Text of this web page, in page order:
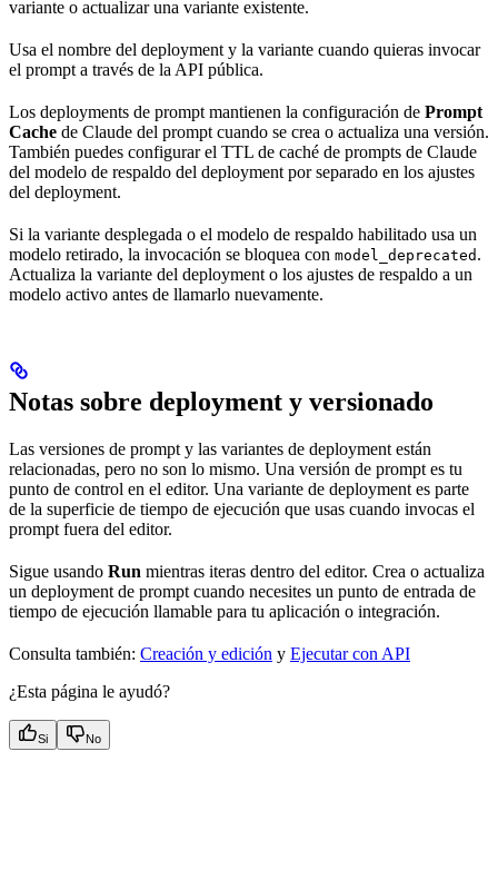
variante o actualizar una variante existente.
Usa el nombre del deployment y la variante cuando quieras invocar
el prompt a través de la API pública.
Los deployments de prompt mantienen la configuración de Prompt
Cache de Claude del prompt cuando se crea o actualiza una versión.
También puedes configurar el TTL de caché de prompts de Claude
del modelo de respaldo del deployment por separado en los ajustes
del deployment.
Si la variante desplegada o el modelo de respaldo habilitado usa un
modelo retirado, la invocación se bloquea con model_deprecated .
Actualiza la variante del deployment o los ajustes de respaldo a un
modelo activo antes de llamarlo nuevamente.
Notas sobre deployment y versionado
Las versiones de prompt y las variantes de deployment están
relacionadas, pero no son lo mismo. Una versión de prompt es tu
punto de control en el editor. Una variante de deployment es parte
de la superficie de tiempo de ejecución que usas cuando invocas el
prompt fuera del editor.
Sigue usando Run mientras iteras dentro del editor. Crea o actualiza
un deployment de prompt cuando necesites un punto de entrada de
tiempo de ejecución llamable para tu aplicación o integración.
Consulta también: Creación y edición y Ejecutar con API
¿Esta página le ayudó?
Si No